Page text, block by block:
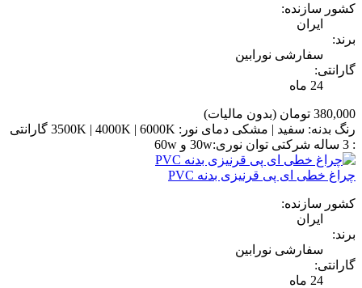
کشور سازنده:
ایران
برند:
سفارشی نورابین
گارانتی:
24 ماه
380,000 تومان
(بدون مالیات)
رنگ بدنه: سفید | مشکی دمای نور: 3500K | 4000K | 6000K گارانتی
: 3 ساله شرکتی توان نوری:30w و 60w
چراغ خطی ای پی قرنیزی بدنه PVC
کشور سازنده:
ایران
برند:
سفارشی نورابین
گارانتی:
24 ماه